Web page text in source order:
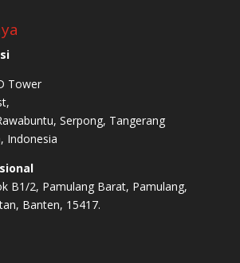
Tower
Serpong, Tangerang
Indonesia
B1/2, Pamulang Barat, Pamulang,
Banten, 15417.